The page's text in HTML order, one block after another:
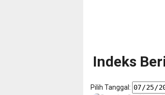
Indeks
Pilih Tanggal: